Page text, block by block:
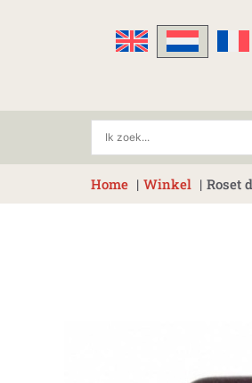
Home Winkel Roset